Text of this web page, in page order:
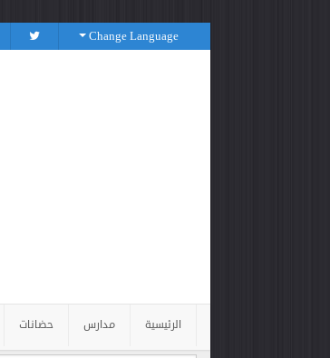
Change Language
الرئيسية مدارس حضانات